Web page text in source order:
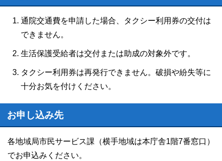
通院交通費を申請した場合、タクシー利用券の交付は
できません。
生活保護受給者は交付または助成の対象外です。
タクシー利用券は再発行できません。破損や紛失等に
十分お気を付けください。
お申し込み先
各地域局市民サービス課（横手地域は本庁舎1階7番窓口）
でお申込みください。